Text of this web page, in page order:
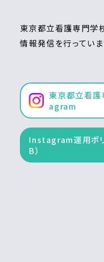
東京都立看護専門学
情報発信を行っていま
東京都立看
agram
Instagram運用ポ
B）